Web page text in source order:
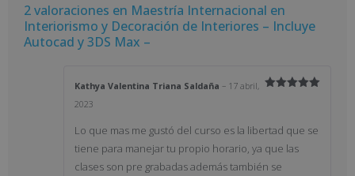
2 valoraciones en Maestría Internacional en
Interiorismo y Decoración de Interiores – Incluye
Autocad y 3DS Max –
Kathya Valentina Triana Saldaña – 17 abril,
2023
Lo que mas me gustó del curso es la libertad que se
tiene para manejar tu propio horario, ya que las
clases son pre grabadas además también se